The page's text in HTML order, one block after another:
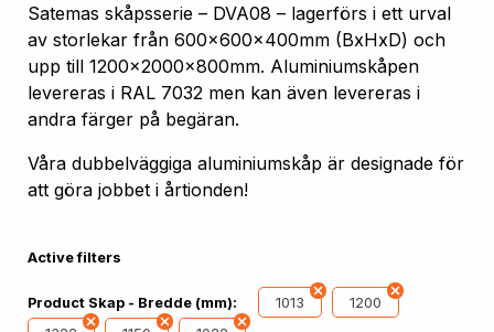
Satemas skåpsserie – DVA08 – lagerförs i ett urval
av storlekar från 600x600x400mm (BxHxD) och
upp till 1200x2000x800mm. Aluminiumskåpen
levereras i RAL 7032 men kan även levereras i
andra färger på begäran.
Våra dubbelväggiga aluminiumskåp är designade för
att göra jobbet i årtionden!
Active filters
Product Skap - Bredde (mm): 1013
1200